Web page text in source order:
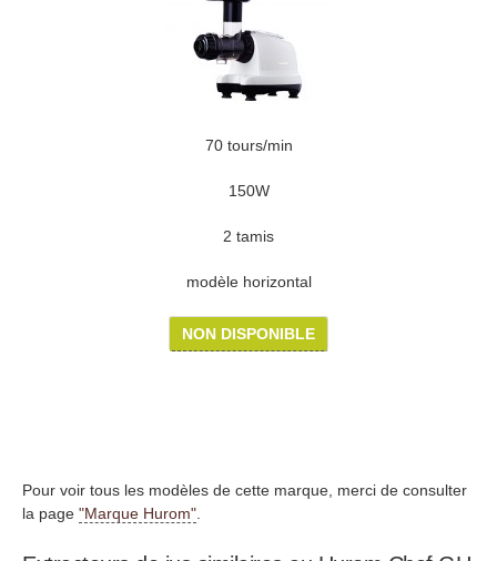
70 tours/min
150W
2 tamis
modèle horizontal
NON DISPONIBLE
Pour voir tous les modèles de cette marque, merci de consulter
la page "Marque Hurom"